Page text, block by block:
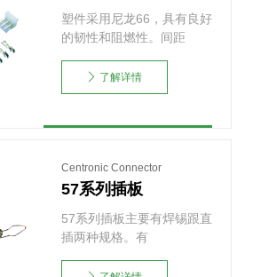
塑件采用尼龙66，具有良好
的韧性和阻燃性。间距
了解详情
Centronic Connector
57系列插板
57系列插板主要有焊锡跟直
插两种规格。有